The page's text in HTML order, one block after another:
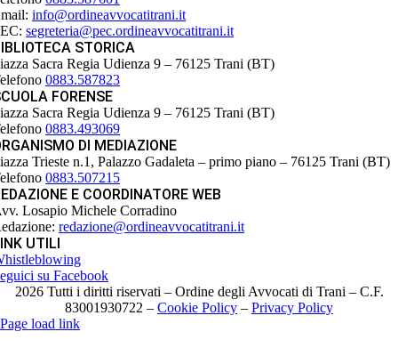
info@ordineavvocatitrani.it
segreteria@pec.ordineavvocatitrani.it
STORICA
Sacra Regia Udienza 9 – 76125 Trani (BT)
0883.587823
FORENSE
Sacra Regia Udienza 9 – 76125 Trani (BT)
0883.493069
DI MEDIAZIONE
Trieste n.1, Palazzo Gadaleta – primo piano – 76125 Trani (BT)
0883.507215
E COORDINATORE WEB
Losapio Michele Corradino
redazione@ordineavvocatitrani.it
UTILI
su Facebook
2026 Tutti i diritti riservati – Ordine degli Avvocati di Trani – C.F.
83001930722 – Cookie Policy – Privacy Policy
Page load link